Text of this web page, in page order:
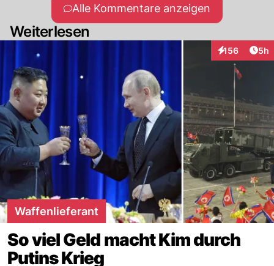
Alle Kommentare anzeigen
Weiterlesen
156
Interaktionen
5h
Waffenlieferant
So viel Geld macht Kim durch
Putins Krieg